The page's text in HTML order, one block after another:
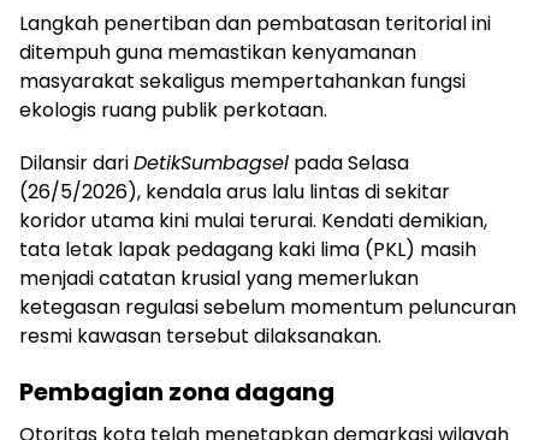
Langkah penertiban dan pembatasan teritorial ini
ditempuh guna memastikan kenyamanan
masyarakat sekaligus mempertahankan fungsi
ekologis ruang publik perkotaan.
Dilansir dariDetikSumbagsel pada Selasa
(26/5/2026), kendala arus lalu lintas di sekitar
koridor utama kini mulai terurai. Kendati demikian,
tata letak lapak pedagang kaki lima (PKL) masih
menjadi catatan krusial yang memerlukan
ketegasan regulasi sebelum momentum peluncuran
resmi kawasan tersebut dilaksanakan.
Pembagian zona dagang
Otoritas kota telah menetapkan demarkasi wilayah